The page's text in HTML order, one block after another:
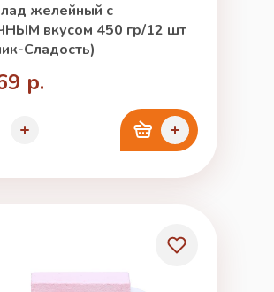
желейный с
вкусом 450 гр/12 шт
Сладость)
р.